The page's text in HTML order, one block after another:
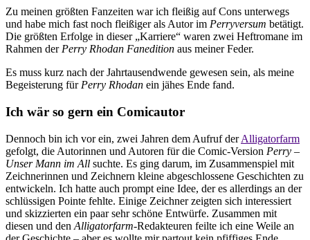
Zu meinen größten Fanzeiten war ich fleißig auf Cons unterwegs
und habe mich fast noch fleißiger als Autor im Perryversum betätigt.
Die größten Erfolge in dieser „Karriere“ waren zwei Heftromane im
Rahmen der Perry Rhodan Fanedition aus meiner Feder.
Es muss kurz nach der Jahrtausendwende gewesen sein, als meine
Begeisterung für Perry Rhodan ein jähes Ende fand.
Ich wär so gern ein Comicautor
Dennoch bin ich vor ein, zwei Jahren dem Aufruf derAlligatorfarm
gefolgt, die Autorinnen und Autoren für die Comic-Version Perry –
Unser Mann im All suchte. Es ging darum, im Zusammenspiel mit
Zeichnerinnen und Zeichnern kleine abgeschlossene Geschichten zu
entwickeln. Ich hatte auch prompt eine Idee, der es allerdings an der
schlüssigen Pointe fehlte. Einige Zeichner zeigten sich interessiert
und skizzierten ein paar sehr schöne Entwürfe. Zusammen mit
diesen und den Alligatorfarm-Redakteuren feilte ich eine Weile an